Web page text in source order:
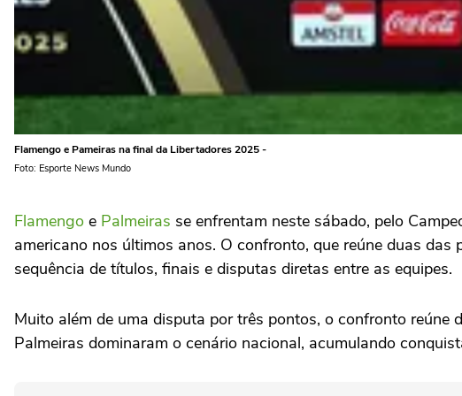
Flamengo e Pameiras na final da Libertadores 2025 -
Foto: Esporte News Mundo
Flamengo e Palmeiras se enfrentam neste sábado, pelo
americano nos últimos anos. O confronto, que reúne duas
sequência de títulos, finais e disputas diretas entre as equipes.
Muito além de uma disputa por três pontos, o confronto
Palmeiras dominaram o cenário nacional, acumulando